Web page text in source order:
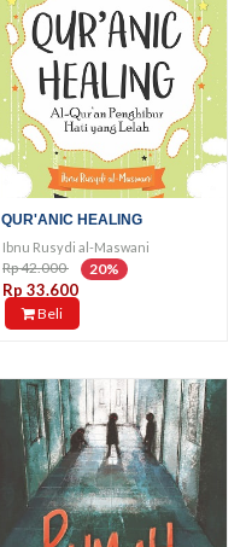
QUR'ANIC HEALING
Ibnu Rusydi al-Maswani
Rp 42.000 20%
Rp 33.600
Beli